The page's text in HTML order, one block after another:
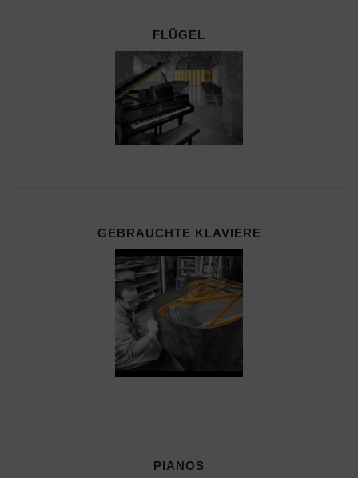
FLÜGEL
GEBRAUCHTE KLAVIERE
PIANOS